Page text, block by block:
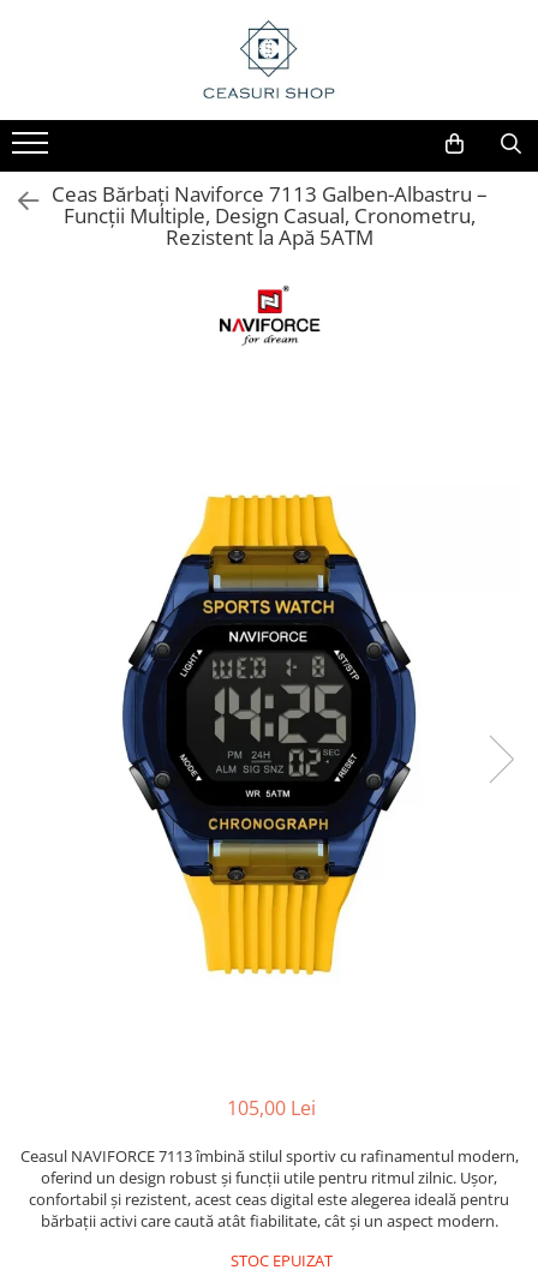
Ceas Bărbați Naviforce 7113 Galben-Albastru –
Funcții Multiple, Design Casual, Cronometru,
Rezistent la Apă 5ATM
105,00 Lei
Ceasul NAVIFORCE 7113 îmbină stilul sportiv cu rafinamentul modern,
oferind un design robust și funcții utile pentru ritmul zilnic. Ușor,
confortabil și rezistent, acest ceas digital este alegerea ideală pentru
bărbații activi care caută atât fiabilitate, cât și un aspect modern.
STOC EPUIZAT